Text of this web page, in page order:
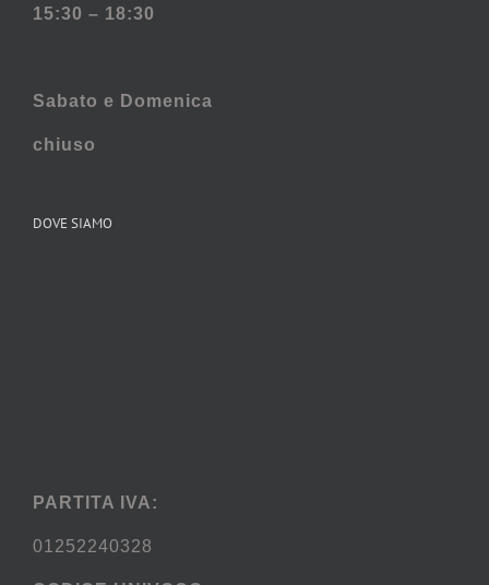
15:30 – 18:30
Sabato e Domenica
chiuso
DOVE SIAMO
PARTITA IVA:
01252240328